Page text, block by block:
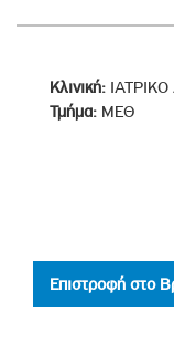
Κλινική:
Τμήμα: ΜΕΘ
Επιστροφή στο